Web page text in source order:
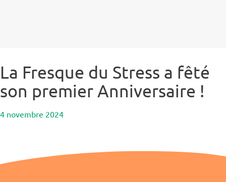
La Fresque du Stress a fêté
son premier Anniversaire !
4 novembre 2024